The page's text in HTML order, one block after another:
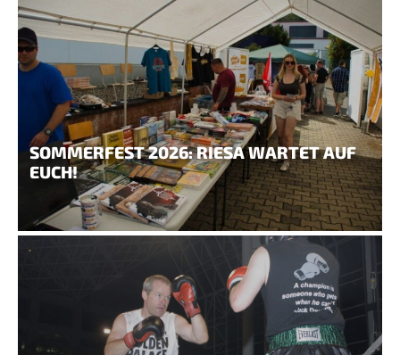
SOMMERFEST 2026: RIESA WARTET AUF
EUCH!